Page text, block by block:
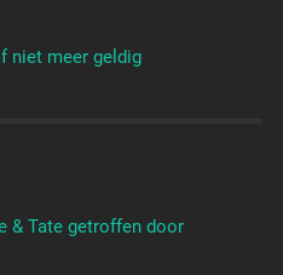
niet meer geldig
& Tate getroffen door